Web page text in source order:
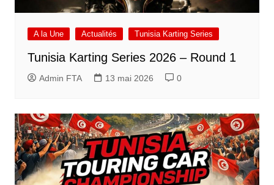
A la Une Actualités Tunisia Karting Series
Tunisia Karting Series 2026 – Round 1
Admin FTA 13 mai 2026 0